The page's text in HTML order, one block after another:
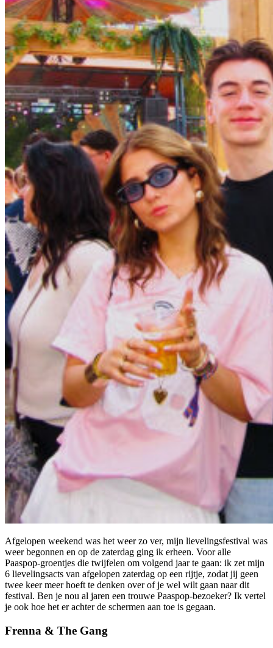
Afgelopen weekend was het weer zo ver, mijn lievelingsfestival was
weer begonnen en op de zaterdag ging ik erheen. Voor alle
Paaspop-groentjes die twijfelen om volgend jaar te gaan: ik zet mijn
6 lievelingsacts van afgelopen zaterdag op een rijtje, zodat jij geen
twee keer meer hoeft te denken over of je wel wilt gaan naar dit
festival. Ben je nou al jaren een trouwe Paaspop-bezoeker? Ik vertel
je ook hoe het er achter de schermen aan toe is gegaan.
Frenna & The Gang